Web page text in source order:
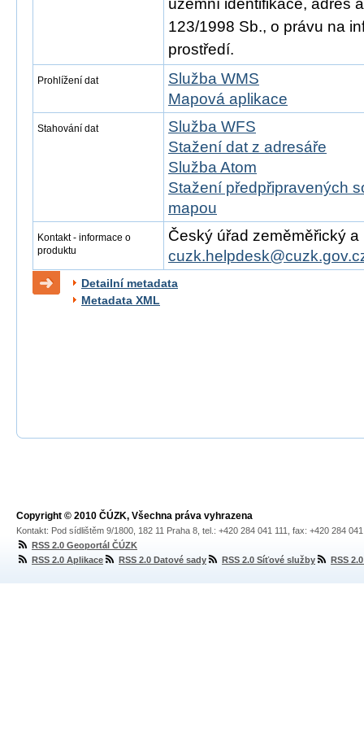
územní identifikace, adres
123/1998 Sb., o právu na
prostředí.
Prohlížení dat
Služba WMS
Mapová aplikace
Stahování dat
Služba WFS
Stažení dat z adresáře
Služba Atom
Stažení předpřipravených
mapou
Kontakt - informace o
produktu
Český úřad zeměměřický
Detailní metadata
Metadata XML
Copyright © 2010 ČÚZK, Všechna práva vyhrazena
Kontakt: Pod sídlištěm 9/1800, 182 11 Praha 8, tel.: +420 284 041 111, fax: +420 284
RSS 2.0 Geoportál ČÚZK
RSS 2.0 Aplikace
RSS 2.0 Datové sady RSS 2.0 Síťové služby RSS